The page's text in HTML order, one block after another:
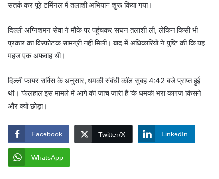
सतर्क कर पूरे टर्मिनल में तलाशी अभियान शुरू किया गया।
दिल्ली अग्निशमन सेवा ने मौके पर पहुंचकर सघन तलाशी ली, लेकिन किसी भी
प्रकार का विस्फोटक सामग्री नहीं मिली। बाद में अधिकारियों ने पुष्टि की कि यह
महज एक अफवाह थी।
दिल्ली फायर सर्विस के अनुसार, धमकी संबंधी कॉल सुबह 4:42 बजे प्राप्त हुई
थी। फिलहाल इस मामले में आगे की जांच जारी है कि धमकी भरा कागज किसने
और क्यों छोड़ा।
Facebook Twitter/X LinkedIn
WhatsApp